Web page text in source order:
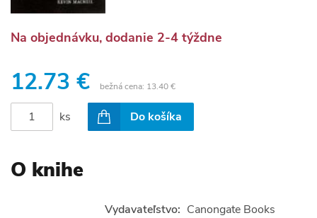
Na objednávku, dodanie 2-4 týždne
12.73 € bežná cena: 13.40 €
ks Do košíka
O knihe
Vydavateľstvo: Canongate Books